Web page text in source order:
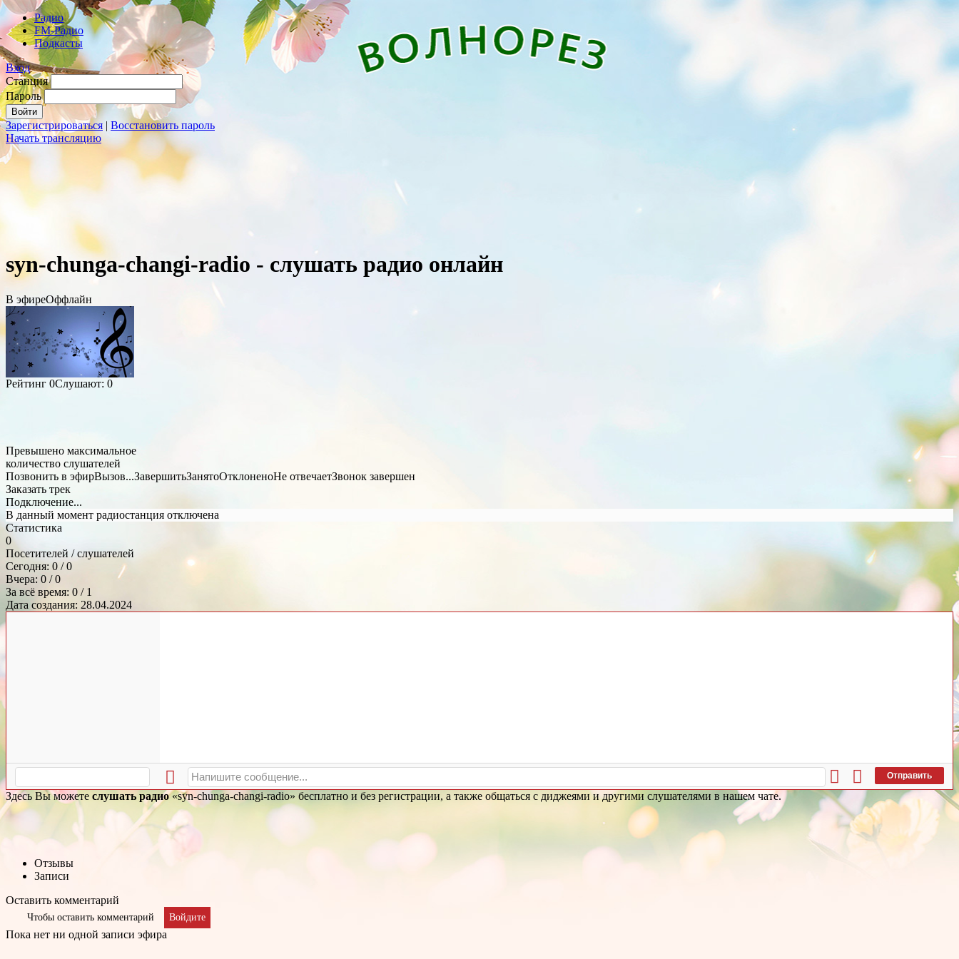
Радио
FM-Радио
Подкасты
Вход
Станция
Пароль
Зарегистрироваться | Восстановить пароль
Начать трансляцию
syn-chunga-changi-radio - слушать радио онлайн
В эфиреОффлайн
Рейтинг 0Слушают: 0
Превышено максимальное
количество слушателей
Позвонить в эфирВызов...ЗавершитьЗанятоОтклоненоНе отвечаетЗвонок завершен
Заказать трек
Подключение...
В данный момент радиостанция отключена
Статистика
0
Посетителей / слушателей
Сегодня: 0 / 0
Вчера: 0 / 0
За всё время: 0 / 1
Дата создания: 28.04.2024
Отправить
Здесь Вы можете слушать радио«syn-chunga-changi-radio» бесплатно и без регистрации, а также общаться с диджеями и другими слушателями в нашем чате.
Отзывы
Записи
Оставить комментарий
Чтобы оставить комментарий Войдите
Пока нет ни одной записи эфира